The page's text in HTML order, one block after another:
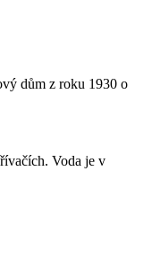
dům z roku 1930 o
Voda je v